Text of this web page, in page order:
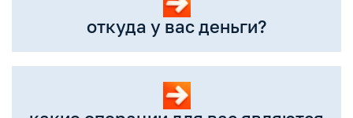
откуда у вас деньги?